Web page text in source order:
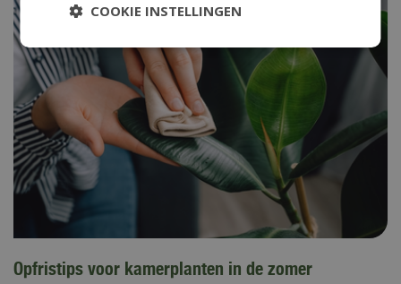
Opfristips voor kamerplanten in de zomer
COOKIE INSTELLINGEN